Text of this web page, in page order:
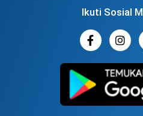
Ikuti Sosial